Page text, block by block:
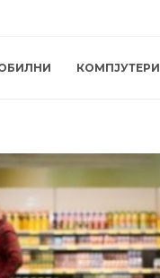
КОМПЈУТЕРИ